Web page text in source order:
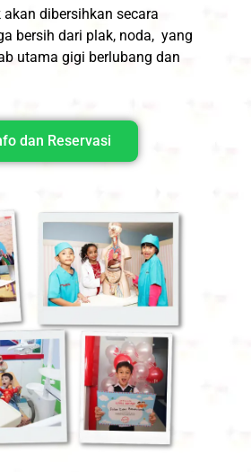
dibersihkan secara
bersih dari plak, noda, yang
utama gigi berlubang dan
dan Reservasi